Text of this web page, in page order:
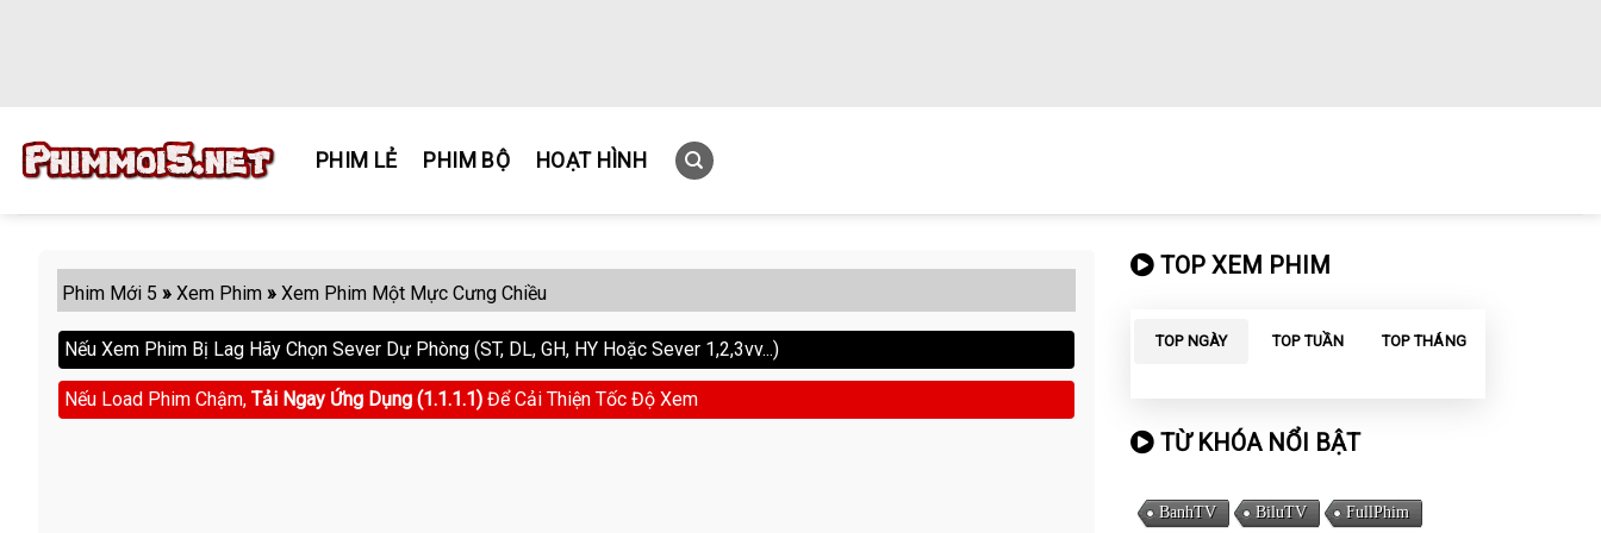
PHIM LẺ PHIM BỘ HOẠT HÌNH
Phim Mới 5 » Xem Phim » Xem Phim Một Mực Cưng Chiều
Nếu Xem Phim Bị Lag Hãy Chọn Sever Dự Phòng (ST, DL, GH, HY Hoặc Sever 1,2,3vv...)
Nếu Load Phim Chậm, Tải Ngay Ứng Dụng (1.1.1.1) Để Cải Thiện Tốc Độ Xem
TOP XEM PHIM
TOP NGÀY TOP TUẦN TOP THÁNG
TỪ KHÓA NỔI BẬT
BanhTV BiluTV
FullPhim